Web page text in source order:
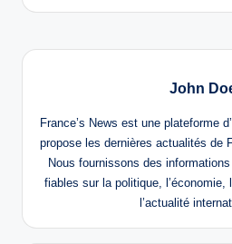
John
France’s News est une plateforme
propose les dernières actualités de
Nous fournissons des
fiables sur la politique,
l’actualité